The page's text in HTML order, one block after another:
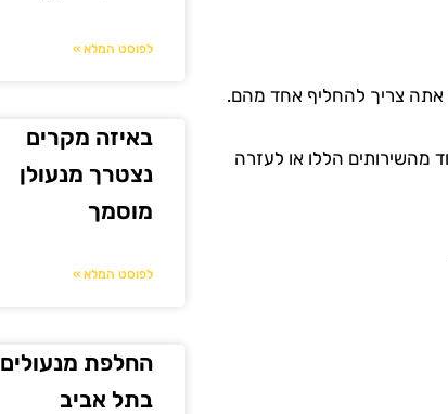
אתה צריך להחליף אחד מהם.
מהשירותים הללו או לעזרה
לפוסט המלא »
באיזה מקרים
נצטרך מנעולן
מוסמך
לפוסט המלא »
החלפת מנעולים
בתל אביב